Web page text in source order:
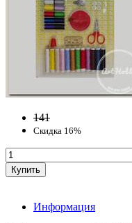
141
Скидка 16%
Информация